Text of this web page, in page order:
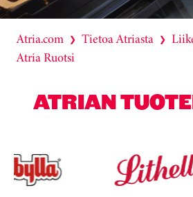
Atria.com ❯ Tietoa Atriasta ❯
Atria Ruotsi
ATRIAN